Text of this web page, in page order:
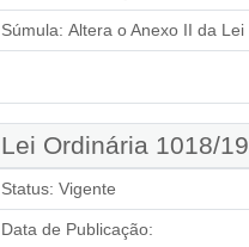
Súmula: Altera o Anexo II da
Lei Ordinária 1018/
Status: Vigente
Data de Publicação: